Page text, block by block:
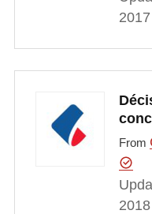
2017
From
2018